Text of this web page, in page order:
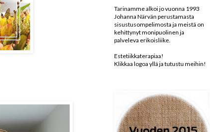
Tarinamme alkoi jo vuonna 1993
Johanna Närvän perustamasta
sisustusompelimosta ja meistä on
kehittynyt monipuolinen ja
palveleva erikoisliike.
Estetiikkaterapiaa!
Klikkaa logoa yllä ja tutustu meihin!